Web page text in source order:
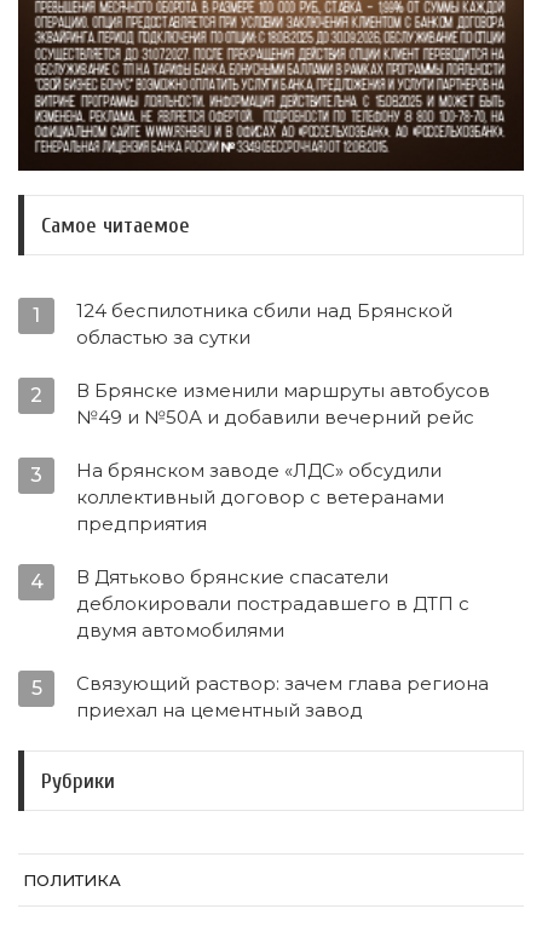
Самое читаемое
1
124 беспилотника сбили над Брянской
областью за сутки
2
В Брянске изменили маршруты автобусов
№49 и №50А и добавили вечерний рейс
3
На брянском заводе «ЛДС» обсудили
коллективный договор с ветеранами
предприятия
4
В Дятьково брянские спасатели
деблокировали пострадавшего в ДТП с
двумя автомобилями
5
Связующий раствор: зачем глава региона
приехал на цементный завод
Рубрики
ПОЛИТИКА